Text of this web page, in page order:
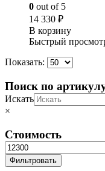
0 out of 5
14 330 ₽
В корзину
Быстрый
Показать:
Поиск по
Искать
×
Стоимость
Минимальная
цена
Фильтровать